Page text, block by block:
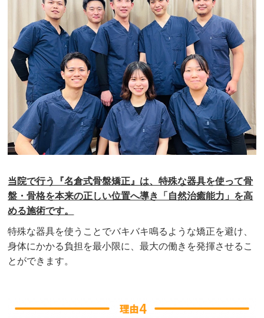
当院で行う『名倉式骨盤矯正』は、特殊な器具を使って骨
盤・骨格を本来の正しい位置へ導き「自然治癒能力」を高
める施術です。
特殊な器具を使うことでバキバキ鳴るような矯正を避け、
身体にかかる負担を最小限に、最大の働きを発揮させるこ
とができます。